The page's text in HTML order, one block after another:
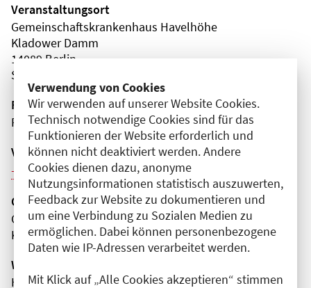
Verwendung von Cookies
Wir verwenden auf unserer Website Cookies.
Technisch notwendige Cookies sind für das
Funktionieren der Website erforderlich und
können nicht deaktiviert werden. Andere
Cookies dienen dazu, anonyme
Nutzungsinformationen statistisch auszuwerten,
Feedback zur Website zu dokumentieren und
um eine Verbindung zu Sozialen Medien zu
ermöglichen. Dabei können personenbezogene
Daten wie IP-Adressen verarbeitet werden.
Mit Klick auf „Alle Cookies akzeptieren“ stimmen
Veranstaltungsort
Gemeinschaftskrankenhaus Havelhöhe
Kladower Damm
14089 Berlin
Spandau
Fortbildungsformat
Präsenz
Veranstaltungsreihe
Weitere Veranstaltungen dieser Reihe (12)
Organisator(en)
Gemeinschaftskrankenhaus Havelhöhe gGmbH
Klinik für Anthroposophische Medizin
Wissenschaftliche Leitung
Herr Timo Baldini